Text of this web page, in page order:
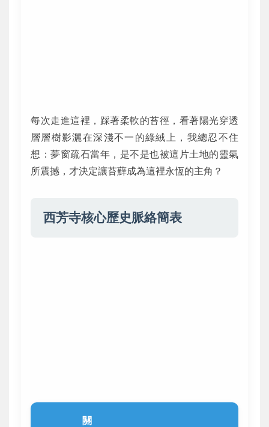
每次走進這裡，踩著柔軟的苔徑，看著陽光穿透
層層樹影灑在深淺不一的綠絨上，我總忍不住
想：夢窗疏石當年，是不是也被這片土地的靈氣
所震撼，才決定讓苔蘚成為這裡永恆的主角？
西芳寺核心歷史脈絡簡表
關